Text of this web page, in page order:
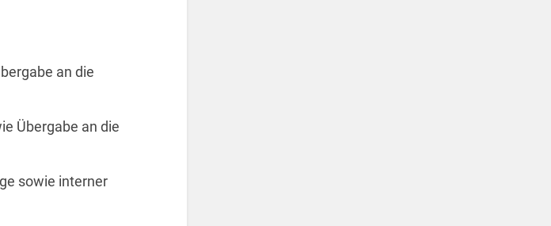
an die
Übergabe an die
sowie interner